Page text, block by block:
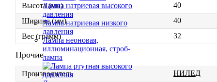
Лампа натриевая высокого
давления
Лампа натриевая низкого
давления
Лампа неоновая,
иллюминационная, строб-
лампа
Высота (мм)
40
Ширина (мм)
40
Вес (грамм)
32
Прочие
Производитель
НИЛЕД